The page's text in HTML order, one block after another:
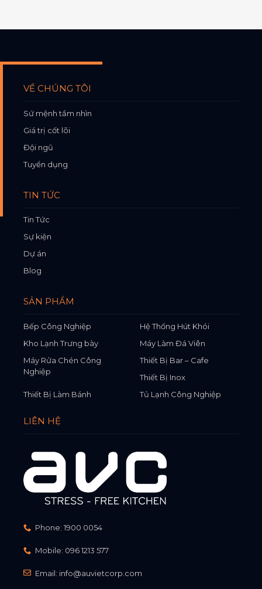
VỀ CHÚNG TÔI
Sứ mệnh tầm nhìn
Giá trị cốt lõi
Đội ngũ
Tuyển dụng
TIN TỨC
Tin Tức
Sự kiện
Dự án
Blog
SẢN PHẨM
Bếp Công Nghiệp
Hệ Thống Hút Khói
Kho Lạnh Trưng bày
Máy Làm Đá Viên
Máy Rửa Chén Công
Nghiệp
Thiết Bị Bar – Cafe
Thiết Bị Inox
Thiết Bị Làm Bánh
Tủ Lạnh Công Nghiệp
LIÊN HỆ
Phone: 1900 0054
Mobile: 096 1213 577
Email: info@auvietcorp.com